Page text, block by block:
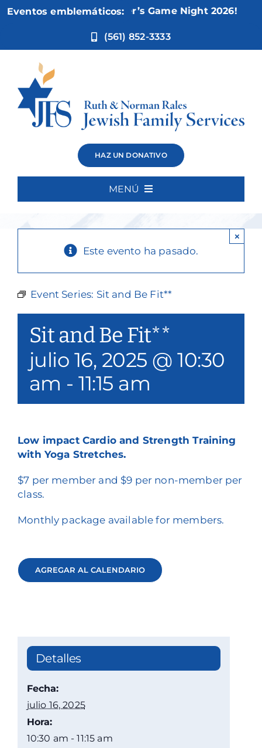
Eventos emblemáticos:
Nov 5:Not Your Mother’s Game Night 2026!
(561) 852-3333
HAZ UN DONATIVO
MENÚ
Quiénes somos
Nuestros servicios
Filantropía y voluntariado
Póngase en contacto con
Sit and Be
Fit**
Este evento ha pasado.
×
Event Series: Sit and Be Fit**
Sit and Be Fit**
julio 16, 2025 @ 10:30
am -11:15 am
Low impact Cardio and Strength Training
with Yoga Stretches.
$7 per member and $9 per non-member per
class.
Monthly package available for members.
AGREGAR AL CALENDARIO
Detalles
Fecha:
julio 16, 2025
Hora:
10:30 am - 11:15 am